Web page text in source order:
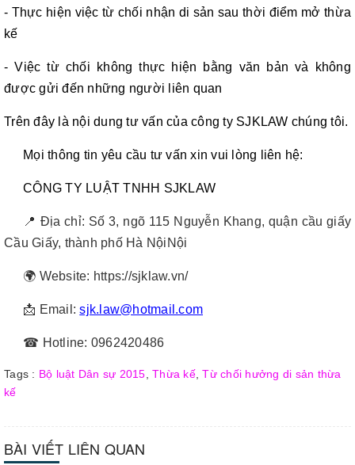
- Thực hiện việc từ chối nhận di sản sau thời điểm mở thừa
kế
- Việc từ chối không thực hiện bằng văn bản và không
được gửi đến những người liên quan
Trên đây là nội dung tư vấn của công ty SJKLAW chúng tôi.
Mọi thông tin yêu cầu tư vấn xin vui lòng liên hệ:
CÔNG TY LUẬT TNHH SJKLAW
📍 Địa chỉ: Số 3, ngõ 115 Nguyễn Khang, quận cầu giấy
Cầu Giấy, thành phố Hà NộiNội
🌍 Website: https://sjklaw.vn/
📩 Email:sjk.law@hotmail.com
☎ Hotline: 0962420486
Tags : Bộ luật Dân sự 2015 Thừa kế,Từ chối hưởng di sản thừa
kế
BÀI VIẾT LIÊN QUAN